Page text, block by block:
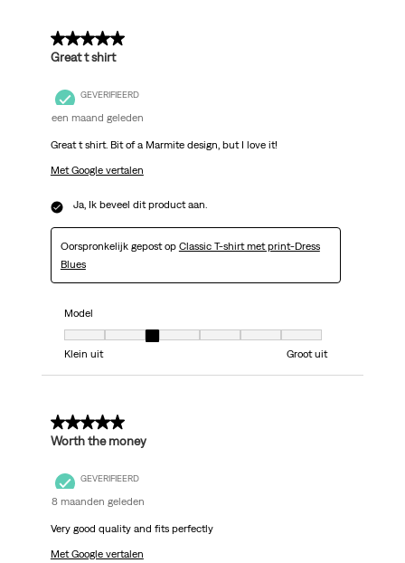
5 van 5 sterren.
Great t shirt
GEVERIFIEERD
een maand geleden
Great t shirt. Bit of a Marmite design, but I love it!
Met Google vertalen
Ja, Ik beveel dit product aan.
Oorspronkelijk gepost op Classic T-shirt met print-Dress
Blues
Model
Model, 3 van 7, waarbij 1 gelijk is aan Klein uit en 7 gelijk is aan Groot uit
Klein uit
Groot uit
5 van 5 sterren.
Worth the money
GEVERIFIEERD
8 maanden geleden
Very good quality and fits perfectly
Met Google vertalen